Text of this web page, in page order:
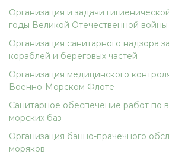
Организация и задачи
годы Великой Отечественной войны
Организация санитарного надзора
кораблей и береговых частей
Организация медицинского
Военно-Морском Флоте
Санитарное обеспечение работ по
морских баз
Организация банно-прачечного
моряков